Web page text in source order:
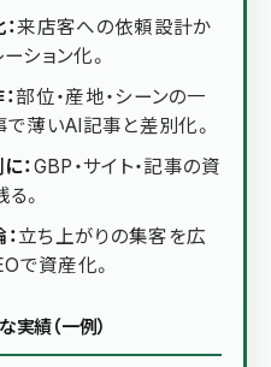
来店客への依頼設計か
ション化。
部位・産地・シーンの一
薄いAI記事と差別化。
：GBP・サイト・記事の資
。
立ち上がりの集客を広
で資産化。
実績（一例）